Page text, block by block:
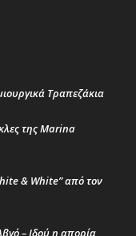
Τραπεζάκια
της Marina
& White” από τον
– Ιδού η απορία